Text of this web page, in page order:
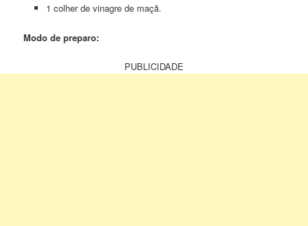
1 colher de vinagre de maçã.
Modo de preparo:
PUBLICIDADE